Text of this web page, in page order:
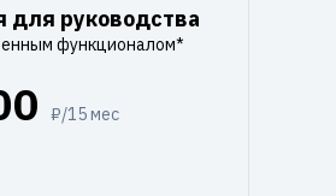
для руководства
функционалом*
₽/15 мес